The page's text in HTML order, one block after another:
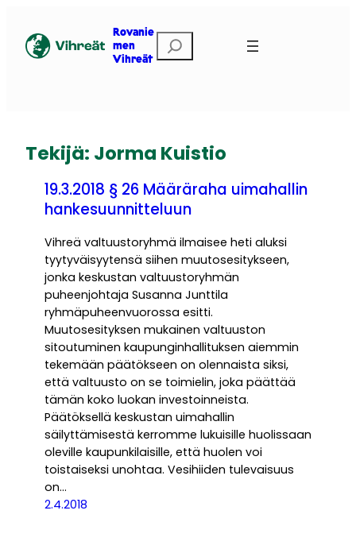
sisältöön
Rovanie
men
Vihreät
Etsi
Tekijä: Jorma Kuistio
19.3.2018 § 26 Määräraha uimahallin
hankesuunnitteluun
Vihreä valtuustoryhmä ilmaisee heti aluksi
tyytyväisyytensä siihen muutosesitykseen,
jonka keskustan valtuustoryhmän
puheenjohtaja Susanna Junttila
ryhmäpuheenvuorossa esitti.
Muutosesityksen mukainen valtuuston
sitoutuminen kaupunginhallituksen aiemmin
tekemään päätökseen on olennaista siksi,
että valtuusto on se toimielin, joka päättää
tämän koko luokan investoinneista.
Päätöksellä keskustan uimahallin
säilyttämisestä kerromme lukuisille huolissaan
oleville kaupunkilaisille, että huolen voi
toistaiseksi unohtaa. Vesihiiden tulevaisuus
on…
2.4.2018